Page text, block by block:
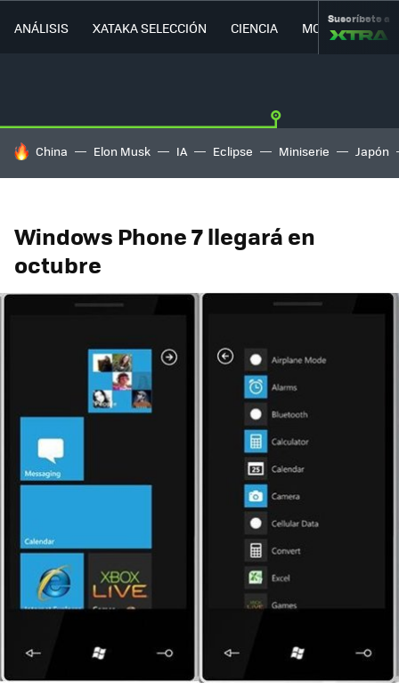
ANÁLISIS XATAKA SELECCIÓN CIENCIA MOVILIDAD
Suscríbete a
HOY SE HABLA DE
China Elon Musk IA Eclipse Miniserie Japón
Windows Phone 7 llegará en
octubre